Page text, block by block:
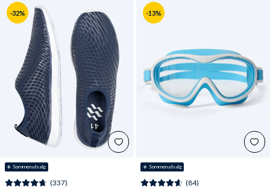
-32%
☀️ Sommerudsalg
(337)
-13%
☀️ Sommerudsalg
(84)